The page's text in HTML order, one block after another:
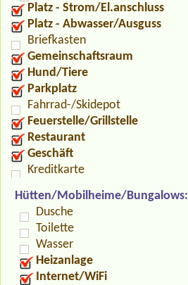
Platz - Strom/El.anschluss
Platz - Abwasser/Ausguss
Briefkasten
Gemeinschaftsraum
Hund/Tiere
Parkplatz
Fahrrad-/Skidepot
Feuerstelle/Grillstelle
Restaurant
Geschäft
Kreditkarte
Hütten/Mobilheime/Bungalows:
Dusche
Toilette
Wasser
Heizanlage
Internet/WiFi